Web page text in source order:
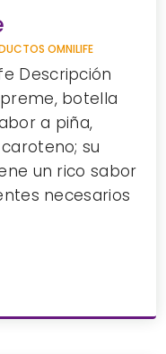
OMNILIFE
Descripción
botella
a piña,
su
un rico sabor
necesarios